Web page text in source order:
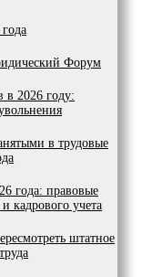
Форум
в 2026 году:
в трудовые
года: правовые
кадрового учета
штатное